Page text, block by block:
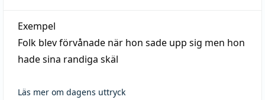
Exempel
Folk blev förvånade när hon sade upp sig men hon
hade sina randiga skäl
Läs mer om dagens uttryck